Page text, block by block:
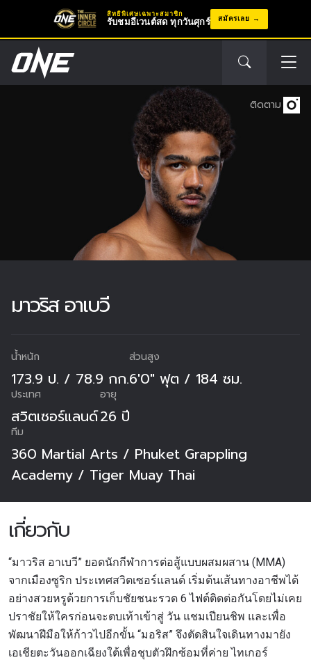
สิทธิพิเศษเฉพาะสมาชิก
รับชมอีเวนต์สด ทุกวันศุกร์ สมัครเลย
มาวริส อาเบวี
น้ำหนัก
173.9 ป. / 78.9 กก.
ส่วนสูง
6'0" ฟุต / 184 ซม.
ประเทศ
สวิตเซอร์แลนด์
อายุ
26 ปี
ทีม
360 Martial Arts / Phuket Grappling
Academy / Tiger Muay Thai
ติดตาม
เกี่ยวกับ
“มาวริส อาเบวี” ยอดนักกีฬาการต่อสู้แบบผสมผสาน (MMA)
จากเมืองซูริก ประเทศสวิตเซอร์แลนด์ เริ่มต้นเส้นทางอาชีพได้
อย่างสวยหรูด้วยการเก็บชัยชนะรวด 6 ไฟต์ติดต่อกันโดยไม่เคย
ปราชัยให้ใครก่อนจะตบเท้าเข้าสู่ วัน แชมเปียนชิพ และเพื่อ
พัฒนาฝีมือให้ก้าวไปอีกขั้น “มอริส” จึงตัดสินใจเดินทางมายัง
เอเชียตะวันออกเฉียงใต้เพื่อชุบตัวฝึกซ้อมที่ค่าย ไทเกอร์